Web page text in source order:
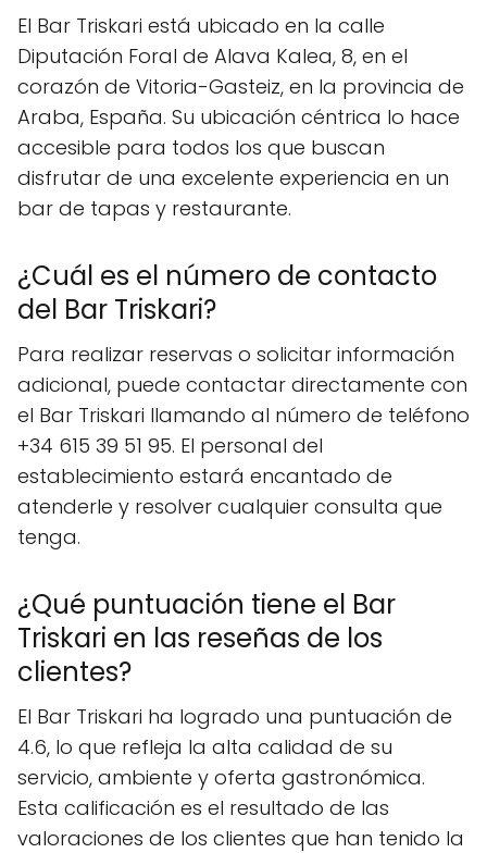
El Bar Triskari está ubicado en la calle
Diputación Foral de Alava Kalea, 8, en el
corazón de Vitoria-Gasteiz, en la provincia de
Araba, España. Su ubicación céntrica lo hace
accesible para todos los que buscan
disfrutar de una excelente experiencia en un
bar de tapas y restaurante.
¿Cuál es el número de contacto
del Bar Triskari?
Para realizar reservas o solicitar información
adicional, puede contactar directamente con
el Bar Triskari llamando al número de teléfono
+34 615 39 51 95. El personal del
establecimiento estará encantado de
atenderle y resolver cualquier consulta que
tenga.
¿Qué puntuación tiene el Bar
Triskari en las reseñas de los
clientes?
El Bar Triskari ha logrado una puntuación de
4.6, lo que refleja la alta calidad de su
servicio, ambiente y oferta gastronómica.
Esta calificación es el resultado de las
valoraciones de los clientes que han tenido la